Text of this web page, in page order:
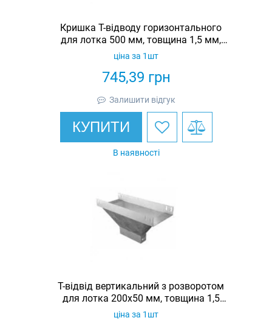
Кришка Т-відводу горизонтального
для лотка 500 мм, товщина 1,5 мм,
гарячеоцинкована, Eurotray
745,39 грн
ціна за 1шт
Залишити відгук
КУПИТИ
В наявності
Т-відвід вертикальний з розворотом
для лотка 200х50 мм, товщина 1,5
мм, гарячеоцинкований, Eurotray
ціна за 1шт